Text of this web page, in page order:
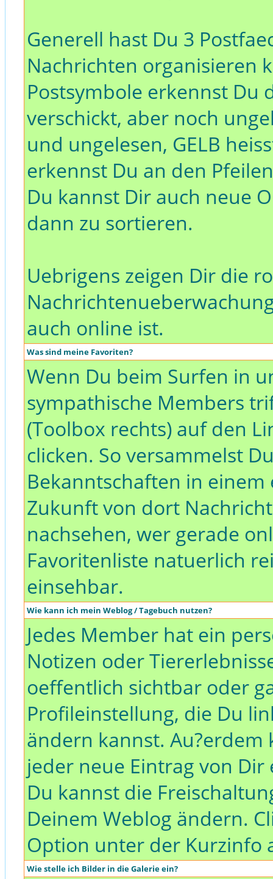
Generell hast Du 3
Nachrichten organisieren
Postsymbole erkennst Du
verschickt, aber noch
und ungelesen, GELB
erkennst Du an den
Du kannst Dir auch neue
dann zu sortieren.
Uebrigens zeigen Dir die
auch online ist.
Was sind meine Favoriten?
Wenn Du beim Surfen in
sympathische Members
(Toolbox rechts) auf den
clicken. So versammelst
Bekanntschaften in
Zukunft von dort
nachsehen, wer gerade
Favoritenliste natuerlich
einsehbar.
Wie kann ich mein Weblog / Tagebuch nutzen?
Jedes Member hat ein
Notizen oder
oeffentlich sichtbar oder
Profileinstellung, die Du
ändern kannst.
jeder neue Eintrag von
Du kannst die
Deinem Weblog ändern.
Option unter der Kurzinfo
Wie stelle ich Bilder in die Galerie ein?